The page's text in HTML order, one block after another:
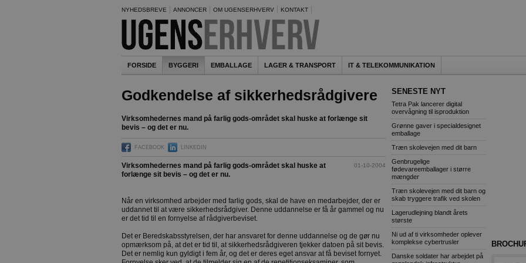
NYHEDSBREVE ANNONCER OM UGENSERHVERV KONTAKT
FORSIDE BYGGERI EMBALLAGE LAGER & TRANSPORT IT & TELEKOMMUNIKATION
Godkendelse af sikkerhedsrådgivere
Virksomhedernes mand på farlig gods-området skal huske at forlænge sit
bevis – og det er nu.
FACEBOOK LINKEDIN
01-10-2004
Virksomhedernes mand på farlig gods-området skal huske at
forlænge sit bevis – og det er nu.
Når en virksomhed arbejder med farlig gods, skal de have en medarbejder, der er
uddannet til at være sikkerhedsrådgiver. Denne uddannelse er få år gammel og nu
er det tid til en fornyelse af rådgiverbeviset.
Det er Beredskabsstyrelsen, der har ansvaret for denne uddannelse og de gør nu
opmærksom på, at det er tid til, at sikkerhedsrådgiveren tjekker datoen på sit bevis.
Det er nemlig kun gyldigt i fem år, og det er deres eget ansvar at få beviset fornyet.
SENESTE NYT
Tetra Pak lancerer digital
overvågning til isproduktion
Grønne gaver i specialdesignet
emballage
Træn skolevejen med dit barn
Genbrugelige
fødevareemballager i større
mængder
Træn skolevejen med dit barn og
skab tryggere trafik ved skolen
Lagerudlejning blandt årets
største
Ni ud af ti virksomheder oplever
komplekse cybertrusler
Danske soldater har arbejdet på